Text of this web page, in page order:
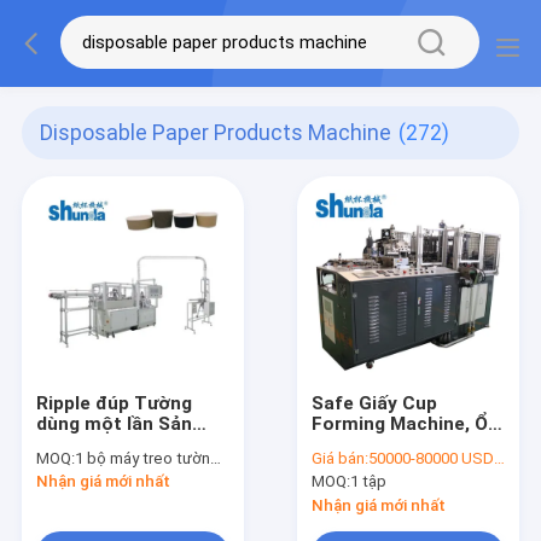
Disposable Paper Products Machine (272)
Ripple đúp Tường
dùng một lần Sản
tay áo Making
Machine
MOQ:1 bộ máy treo tường đôi
Nhận giá mới nhất
Safe Giấy Cup
Forming Machine, Ổn
giấy Máy Sản phẩm
Giá bán:50000-80000 USD/SET
MOQ:1 tập
Nhận giá mới nhất